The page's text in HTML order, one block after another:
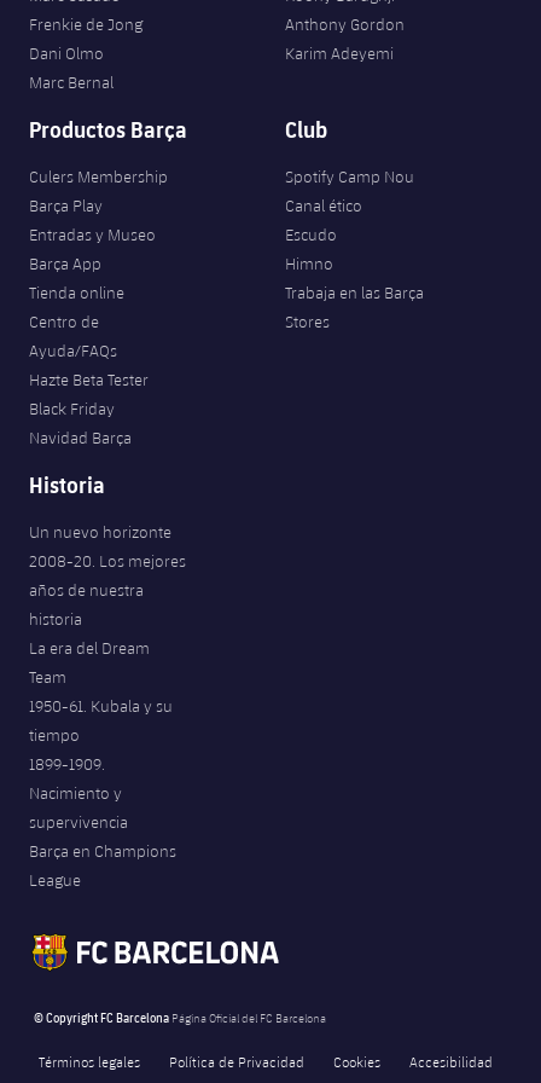
Frenkie de Jong
Dani Olmo
Marc Bernal
Anthony Gordon
Karim Adeyemi
Productos Barça
Culers Membership
Barça Play
Entradas y Museo
Barça App
Tienda online
Centro de
Ayuda/FAQs
Hazte Beta Tester
Black Friday
Navidad Barça
Club
Spotify Camp Nou
Canal ético
Escudo
Himno
Trabaja en las Barça
Stores
Historia
Un nuevo horizonte
2008-20. Los mejores
años de nuestra
historia
La era del Dream
Team
1950-61. Kubala y su
tiempo
1899-1909.
Nacimiento y
supervivencia
Barça en Champions
League
© Copyright FC Barcelona Página Oficial del FC Barcelona
Términos legales Política de Privacidad Cookies Accesibilidad